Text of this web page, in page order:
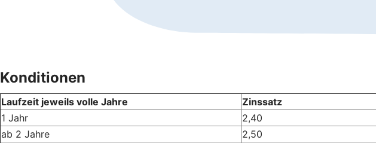
Konditionen
Laufzeit jeweils volle Jahre
Zinssatz
1 Jahr
2,40
ab 2 Jahre
2,50